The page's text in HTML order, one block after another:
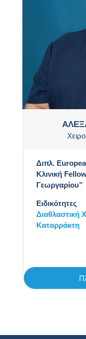
Διπλ.
Κλινική
Γεωργαρίου”
Ειδικότητες
Διαθλαστική
Καταρράκτη